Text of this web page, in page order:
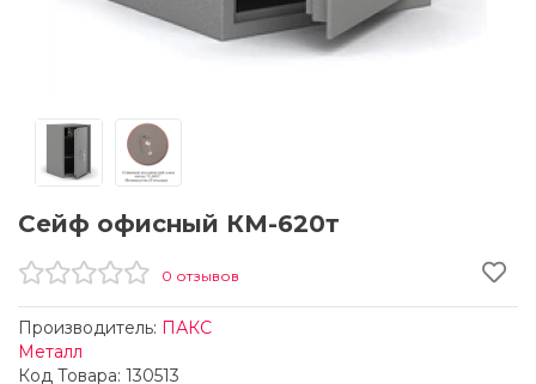
Сейф офисный КМ-620т
0 отзывов
Производитель: ПАКС
Металл
Код Товара: 130513